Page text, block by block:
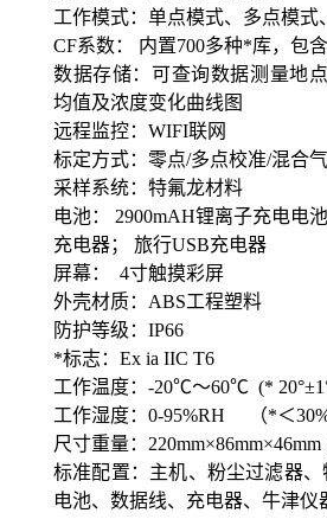
工作模式：单点模式、多点模式
CF系数： 内置700多种*库，包
数据存储：可查询数据测量地
均值及浓度变化曲线图
远程监控： WIFI联网
标定方式：零点/多点校准/混合
采样系统：特氟龙材料
电池：
2900mAH锂离子充电电池
充电器；
旅行USB充电器
屏幕：
4寸触摸彩屏
外壳材质： ABS工程塑料
防护等级： IP66
*标志： Ex ia IIC T6
工作温度： -20℃～60℃ (*
工作湿度： 0-95%RH （*＜
尺寸重量： 220mm×86mm×46mm
标准配置：主机、粉尘过滤器
电池、数据线、充电器、牛津仪